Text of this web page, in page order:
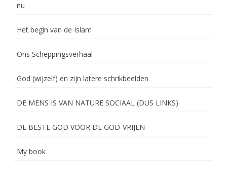
nu
Het begin van de Islam
Ons Scheppingsverhaal
God (wijzelf) en zijn latere schrikbeelden
DE MENS IS VAN NATURE SOCIAAL (DUS LINKS)
DE BESTE GOD VOOR DE GOD-VRIJEN
My book